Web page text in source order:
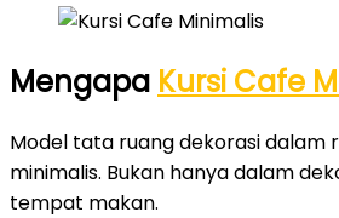
Mengapa Kursi Cafe
Model tata ruang dekorasi dalam
minimalis. Bukan hanya dalam
tempat makan.